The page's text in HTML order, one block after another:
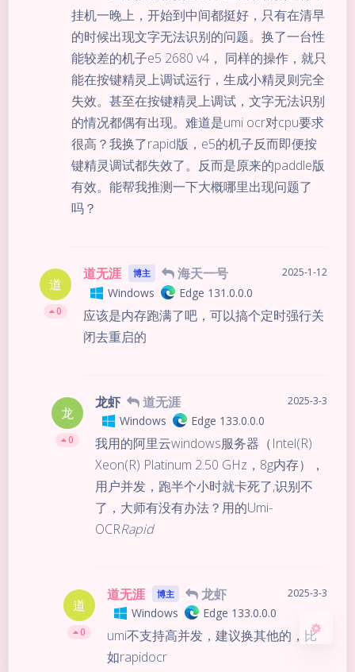
夜间模式
Sans Serif Serif
浅阴影
挂机一晚上，开始到中间都挺好，只有在清早
的时候出现文字无法识别的问题。换了一台性
能较差的机子e5 2680 v4， 同样的操作，就只
能在按键精灵上调试运行，生成小精灵则完全
失效。甚至在按键精灵上调试，文字无法识别
的情况都偶有出现。难道是umi ocr对cpu要求
很高？我换了rapid版，e5的机子反而即便按
键精灵调试都失效了。反而是原来的paddle版
有效。能帮我推测一下大概哪里出现问题了
吗？
道
0
道无涯 博主 海天一号
Windows Edge 131.0.0.0
2025-1-12
应该是内存跑满了吧，可以搞个定时强行关
闭去重启的
龙
0
龙虾 道无涯
Windows Edge 133.0.0.0
2025-3-3
我用的阿里云windows服务器（Intel(R)
Xeon(R) Platinum 2.50 GHz，8g内存），
用户并发，跑半个小时就卡死了,识别不
了，大师有没有办法？用的Umi-
OCRRapid
道
0
道无涯 博主 龙虾
Windows Edge 133.0.0.0
2025-3-3
umi不支持高并发，建议换其他的，比
如rapidocr